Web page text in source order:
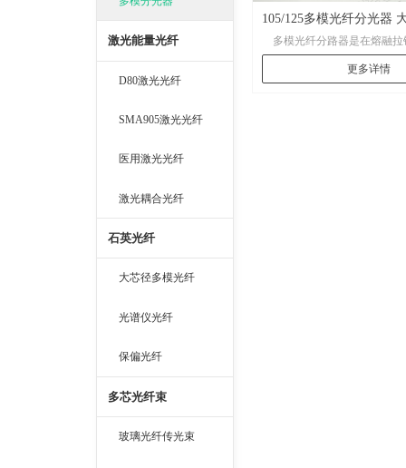
105/125多模光纤分光器
光器 可见光分光器
多模光纤分路器是在熔融拉
础上制备的光纤器件。它是
涂覆层，然后以一定方式排
更多详情
激光能量光纤
D80激光光纤
SMA905激光光纤
医用激光光纤
激光耦合光纤
石英光纤
大芯径多模光纤
光谱仪光纤
保偏光纤
多芯光纤束
玻璃光纤传光束